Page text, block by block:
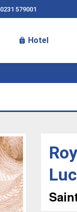
0231 579001
Hotel